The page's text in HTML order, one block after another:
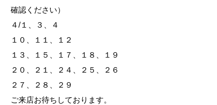
確認ください）
４/１、３、４
１０、１１、１２
１３、１５、１７、１８、１９
２０、２１、２４、２５、２６
２７、２８、２９
ご来店お待ちしております。